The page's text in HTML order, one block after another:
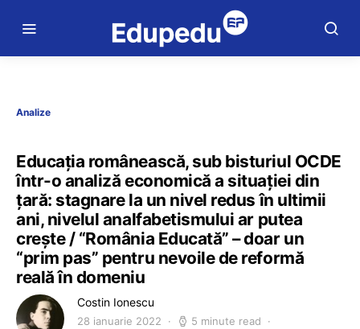
Analize
Educația românească, sub bisturiul OCDE
într-o analiză economică a situației din
țară: stagnare la un nivel redus în ultimii
ani, nivelul analfabetismului ar putea
crește / “România Educată” – doar un
“prim pas” pentru nevoile de reformă
reală în domeniu
Costin Ionescu
28 ianuarie 2022 5 minute read